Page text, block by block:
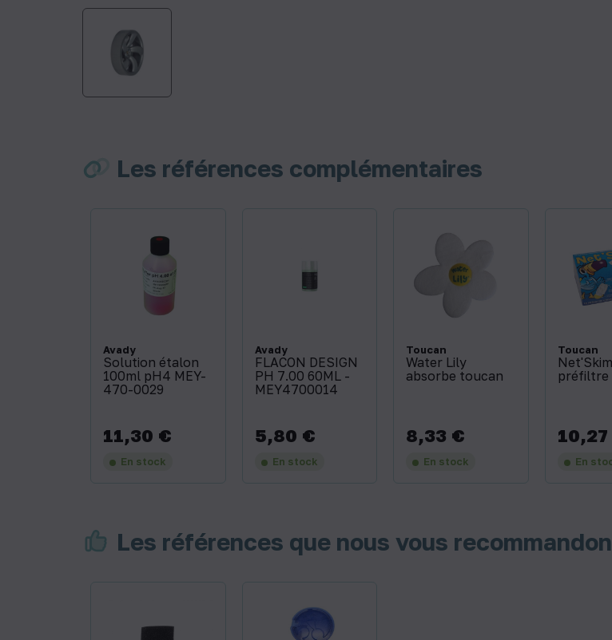
Les références complémentaires
Avady
Solution étalon
100ml pH4 MEY-
470-0029
Prix
11,30 €
En stock
Avady
FLACON DESIGN
PH 7.00 60ML -
MEY4700014
Prix
5,80 €
En stock
Toucan
Water Lily
absorbe toucan
Prix
8,33 €
En stock
Toucan
préfiltre
Prix
En
Les références que nous vous